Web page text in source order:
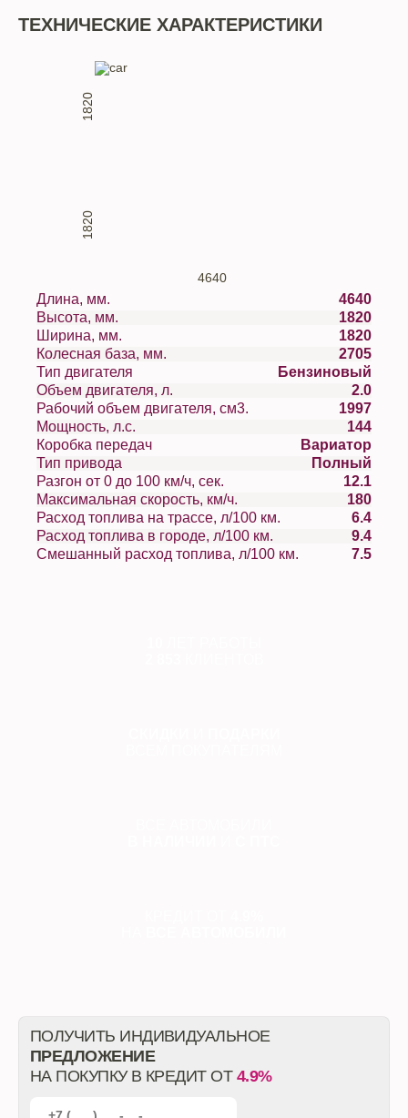
ТЕХНИЧЕСКИЕ ХАРАКТЕРИСТИКИ
4640
1820
1820
Длина, мм.
4640
Высота, мм.
1820
Ширина, мм.
1820
Колесная база, мм.
2705
Тип двигателя
Бензиновый
Объем двигателя, л.
2.0
Рабочий объем двигателя, см3.
1997
Мощность, л.с.
144
Коробка передач
Вариатор
Тип привода
Полный
Разгон от 0 до 100 км/ч, сек.
12.1
Максимальная скорость, км/ч.
180
Расход топлива на трассе, л/100 км.
6.4
Расход топлива в городе, л/100 км.
9.4
Смешанный расход топлива, л/100 км.
7.5
ПОЛУЧИТЬ ИНДИВИДУАЛЬНОЕ
ПРЕДЛОЖЕНИЕ
НА ПОКУПКУ В КРЕДИТ ОТ 4.9%